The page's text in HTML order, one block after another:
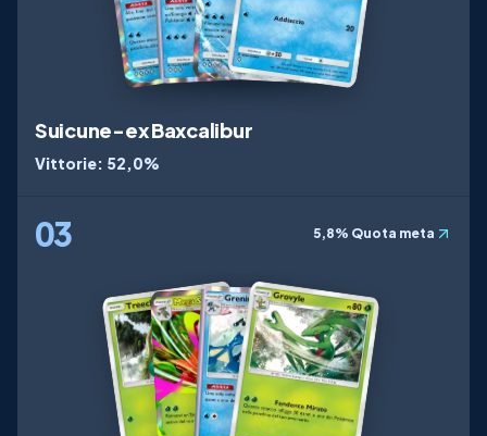
Suicune-ex Baxcalibur
Vittorie: 52,0%
03 5,8% Quota meta